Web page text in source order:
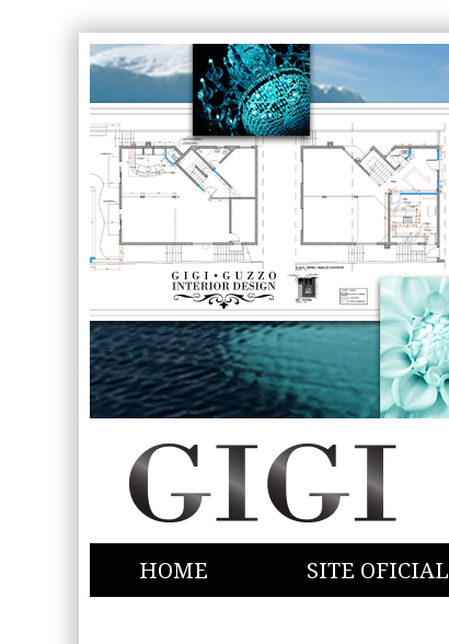
HOME SITE OFICIAL